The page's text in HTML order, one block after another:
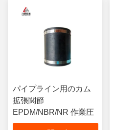
パイプライン用のカム
拡張関節
EPDM/NBR/NR 作業圧